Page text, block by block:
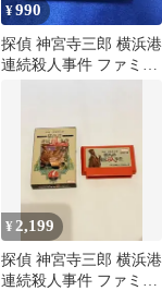
¥990
探偵 神宮寺三郎 横浜港
連続殺人事件 ファミコ
¥ 2,199
探偵 神宮寺三郎 横浜港
連続殺人事件 ファミコ